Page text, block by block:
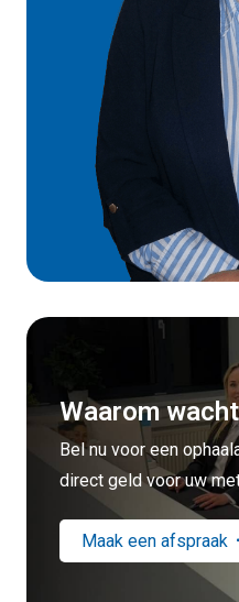
Waarom
Bel nu voor een
direct geld voor uw
Maak een afspraak